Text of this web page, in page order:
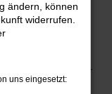
Schmidt
für alle, die für
Mit seiner
ändern, können
widerrufen.
uns eingesetzt: